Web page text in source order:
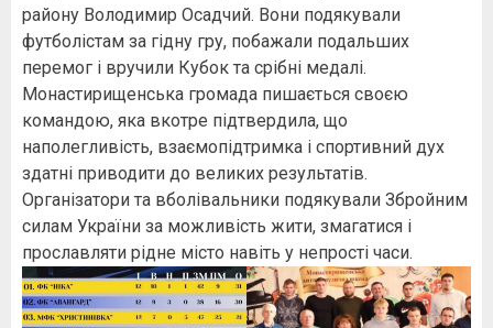
району Володимир Осадчий. Вони подякували
футболістам за гідну гру, побажали подальших
перемог і вручили Кубок та срібні медалі.
Монастирищенська громада пишається своєю
командою, яка вкотре підтвердила, що
наполегливість, взаємопідтримка і спортивний дух
здатні приводити до великих результатів.
Організатори та вболівальники подякували Збройним
силам України за можливість жити, змагатися і
прославляти рідне місто навіть у непрості часи.